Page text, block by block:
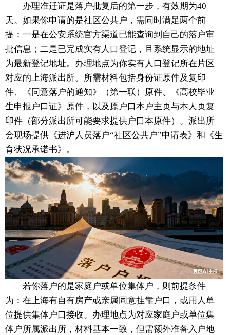
办理准迁证是落户批复后的第一步，有效期为40
天。如果你申请的是社区公共户，需同时满足两个前
提：一是在公安系统官方渠道已能查询到自己的落户审
批信息；二是已完成实有人口登记，且系统显示的地址
为最新登记地址。办理地点为你实有人口登记所在片区
对应的上海派出所。所需材料包括身份证原件及复印
件、《同意落户的通知》（第一联）原件、《高校毕业
生申报户口证》原件，以及原户口本户主页与本人页复
印件（部分派出所可能要求提供户口本原件）。派出所
会现场提供《进沪人员落户“社区公共户”申请表》和《生
育状况承诺书》。
若你落户的是家庭户或单位集体户，则前提条件
为：在上海有自有房产或亲属同意挂靠户口，或用人单
位提供集体户口接收。办理地点为对应家庭户或单位集
体户所属派出所，材料基本一致，但需额外准备入户地